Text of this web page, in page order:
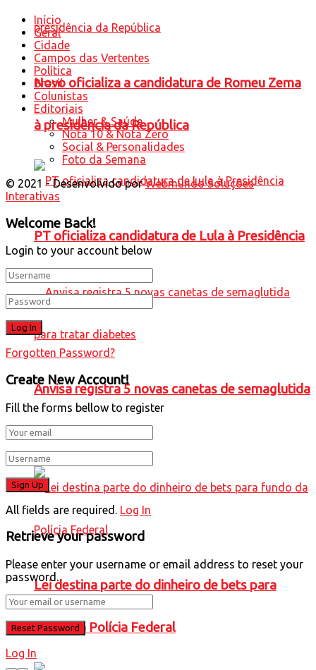
Novo oficializa a candidatura de Romeu Zema
à presidência da República
PT oficializa candidatura de Lula à Presidência
Anvisa registra 5 novas canetas de semaglutida
para tratar diabetes
Lei destina parte do dinheiro de bets para
fundo da Polícia Federal
Início
Geral
Cidade
Campos das Vertentes
Política
Brasil
Colunistas
Editoriais
Mulher & Saúde
Nota 10 & Nota Zero
Social & Personalidades
Foto da Semana
© 2021 - Desenvolvido porWebmundo Soluções
Interativas
Welcome Back!
Login to your account below
Forgotten Password?
Create New Account!
Fill the forms bellow to register
All fields are required. Log In
Retrieve your password
Please enter your username or email address to reset your
password.
Log In